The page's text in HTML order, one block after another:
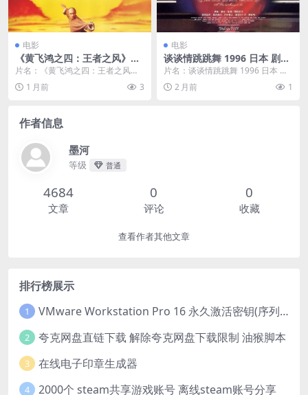
电影
《黄飞鸿之四：王者之风》百
度云网盘夸克下载.阿里云盘.
中字.(1993)
片名：《黄飞鸿之四：王者之风》
百度云网盘夸克下载.阿里云盘.中
字.(1993) ...
1 月前 3
电影
谈谈情跳跳舞 1996 日本 剧情
喜剧爱情歌舞电影 中字
片名：谈谈情跳跳舞 1996 日本 剧
情喜剧爱情歌舞电影 中字 分类：电
影 又名...
2 月前 1
作者信息
墨河
等级 普通
4684
文章
0
评论
0
收藏
查看作者其他文章
排行榜展示
1 VMware Workstation Pro 16 永久激活密钥(序列号)
2 夸克网盘直链下载 解除夸克网盘下载限制 油猴脚本
3 在线电子印章生成器
4 2000个 steam共享游戏账号 离线steam账号分享